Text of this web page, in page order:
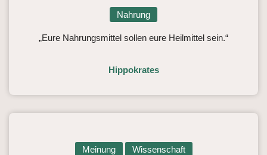
Nahrung
„Eure Nahrungsmittel sollen eure Heilmittel sein.“
Hippokrates
Meinung Wissenschaft